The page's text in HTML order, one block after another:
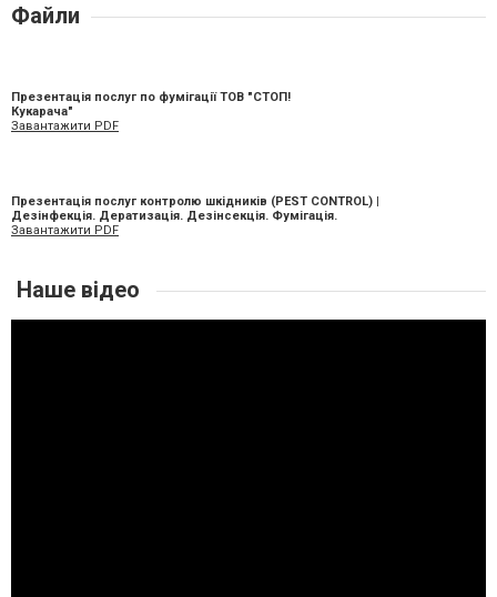
Файли
Презентація послуг по фумігації ТОВ "СТОП!
Кукарача"
Завантажити PDF
Презентація послуг контролю шкідників (PEST CONTROL) |
Дезінфекція. Дератизація. Дезінсекція. Фумігація.
Завантажити PDF
Наше відео